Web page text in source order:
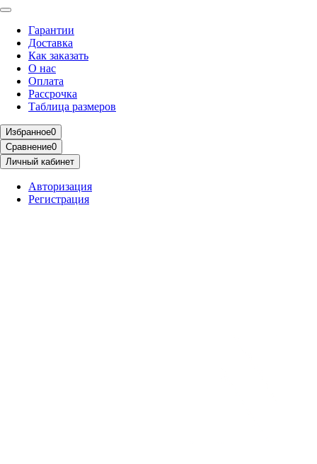
Гарантии
Доставка
Как заказать
О нас
Оплата
Рассрочка
Таблица размеров
Избранное0
Сравнение0
Личный кабинет
Авторизация
Регистрация